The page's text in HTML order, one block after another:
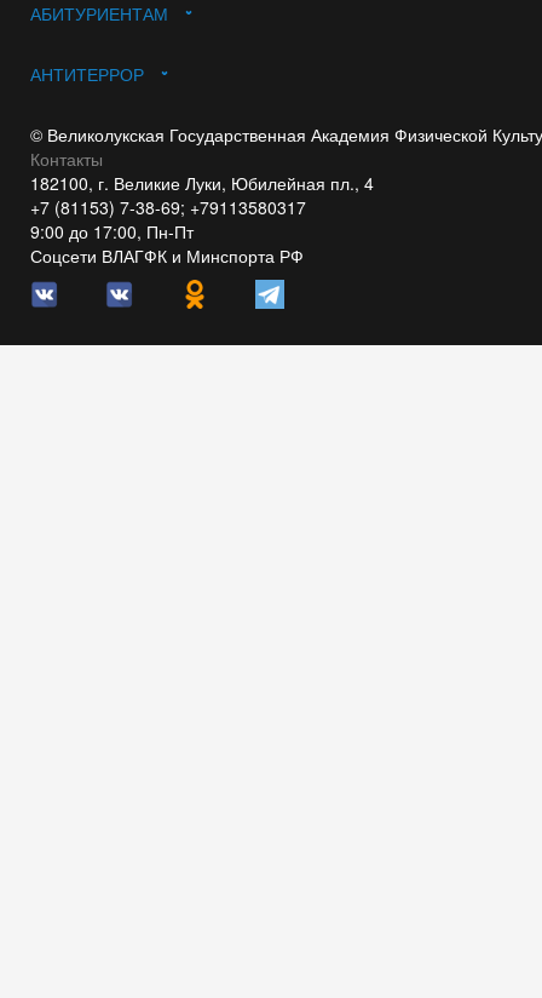
АБИТУРИЕНТАМ
АНТИТЕРРОР
© Великолукская Государственная Академия Физической
Контакты
182100, г. Великие Луки, Юбилейная пл., 4
+7 (81153) 7-38-69; +79113580317
9:00 до 17:00, Пн-Пт
Соцсети ВЛАГФК и Минспорта РФ